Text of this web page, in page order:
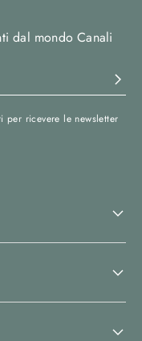
dal mondo Canali
per ricevere le newsletter